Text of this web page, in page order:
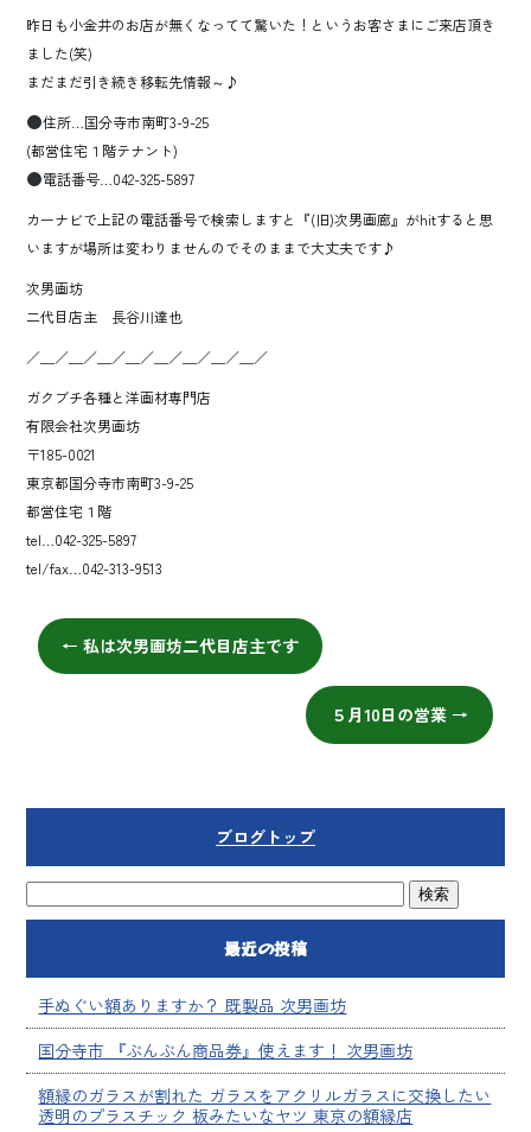
昨日も小金井のお店が無くなってて驚いた！というお客さまにご来店頂き
ました(笑)
まだまだ引き続き移転先情報～♪
住所…国分寺市南町3-9-25
(都営住宅１階テナント)
電話番号…042-325-5897
カーナビで上記の電話番号で検索しますと『(旧)次男画廊』がhitすると思
いますが場所は変わりませんのでそのままで大丈夫です♪
次男画坊
二代目店主 長谷川達也
／＿／＿／＿／＿／＿／＿／＿／＿／
ガクブチ各種と洋画材専門店
有限会社次男画坊
〒185-0021
東京都国分寺市南町3-9-25
都営住宅１階
tel…042-325-5897
tel/fax…042-313-9513
← 私は次男画坊二代目店主です
５月10日の営業 →
ブログトップ
最近の投稿
手ぬぐい額ありますか？ 既製品 次男画坊
国分寺市 『ぶんぶん商品券』使えます！ 次男画坊
額縁のガラスが割れた ガラスをアクリルガラスに交換したい
透明のプラスチック 板みたいなヤツ 東京の額縁店